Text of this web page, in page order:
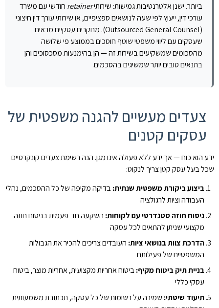
ביותר. ישנן אלטרנטיבות גמישות: שירותיretainer חודשי עם משרד
עורכי דין, ייעוץ לפי שעה לנושאים ספציפיים, או שירותי עורך דין חיצוני
(Outsourced General Counsel). מחקרים עסקיים מראים
שעסקים עם ליווי משפטי שוטף חוסכים בממוצע פי שלושה
מהסכומים שמשקיעים בשירות זה — הן בהימנעות מסכסוכים והן
בתנאים טובים יותר שמשיגים בהסכמים.
צעדים מעשיים להגנה משפטית של
עסקים קטנים
ידע הוא כוח — אך ידע ללא פעולה אינו מגן. הנה רשימת צעדים קונקרטיים
שכל בעל עסק קטן צריך לנקוט:
ביצוע ביקורת משפטית שנתית:בדיקה מקיפה של כל ההסכמים, נהלי
העבודה וציות לרגולציה
ניסוח חוזה סטנדרטי עם לקוחות: השקעה חד-פעמית בניסוח חוזה
מקצועי שניתן להתאים לכל עסקה
הדרכת צוות בנושאי ציות: העובדים צריכים להכיר את הגבולות
המשפטיים של פעילותם
בניית תיק ביטוח מקיף:ביטוח אחריות מקצועית, אחריות מוצר, ביטוח
עסקי כללי
תיעוד שיטתי: שמירה על רשומות של כל עסקה, תכתובת משמעותית